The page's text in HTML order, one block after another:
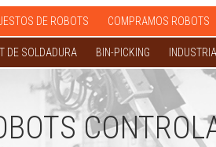
DE ROBOTS COMPRAMOS ROBOTS
DE SOLDADURA BIN-PICKING